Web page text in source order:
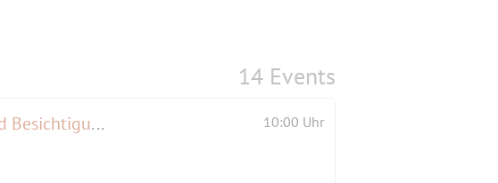
14 Events
Radlausflug: Kladow-Runde mit Rast im Landhausgarten Fraenkel und Besichtigung des Fort Hahneberg 10:00 Uhr